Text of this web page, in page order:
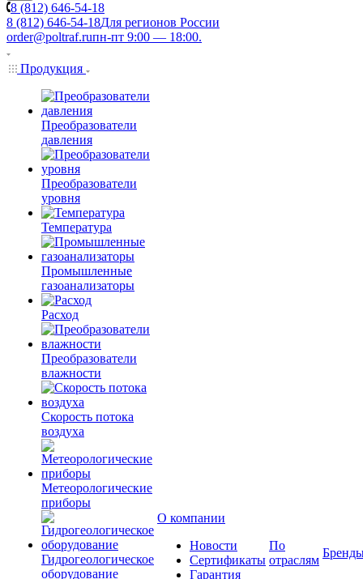
8 (812) 646-54-18
8 (812) 646-54-18Для регионов России
order@poltraf.ruпн-пт 9:00 — 18:00.
Продукция
Преобразователи
давления
Преобразователи
уровня
Температура
Промышленные
газоанализаторы
Расход
Преобразователи
влажности
Скорость потока
воздуха
Метеорологические
приборы
Гидрогеологическое
оборудование
О компании
Новости
Сертификаты
Гарантия
По
отраслям